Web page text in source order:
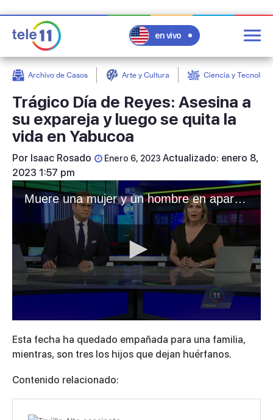
en vivo
Archivo de Casos Arte y Cultura Ciencia y
Trágico Día de Reyes: Asesina a
su expareja y luego se quita la
vida en Yabucoa
Por Isaac Rosado Enero 6, 2023 Actualizado: enero 8,
2023 1:57 pm
Muere una mujer y un hombre en aparente caso de violencia de género en Yabucoa
seconds
of
3
33
seconds
Esta fecha ha quedado empañada para una familia,
mientras, son tres los hijos que dejan huérfanos.
Contenido relacionado:
post